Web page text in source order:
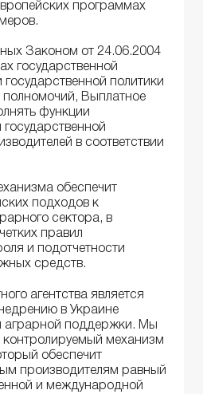
программах
Законом от 24.06.2004
государственной
политики
полномочий, Выплатное
функции
в соответствии
обеспечит
подходов к
сектора, в
правил
и подотчетности
средств.
агентства является
в Украине
аграрной поддержки. Мы
механизм
обеспечит
производителям равный
и международной